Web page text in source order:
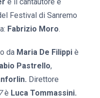
Festival di Sanremo
Fabrizio Moro.
da Maria De Filippi è
Pastrello,
Direttore
è Luca Tommassini.